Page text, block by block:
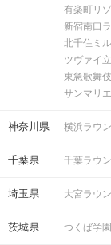
有楽町リ
新宿南口
北千住ミ
ツヴァイ立
東急歌舞
サンマリ
神奈川県 横浜ラウ
千葉県 千葉ラウ
埼玉県 大宮ラウ
茨城県 つくば学